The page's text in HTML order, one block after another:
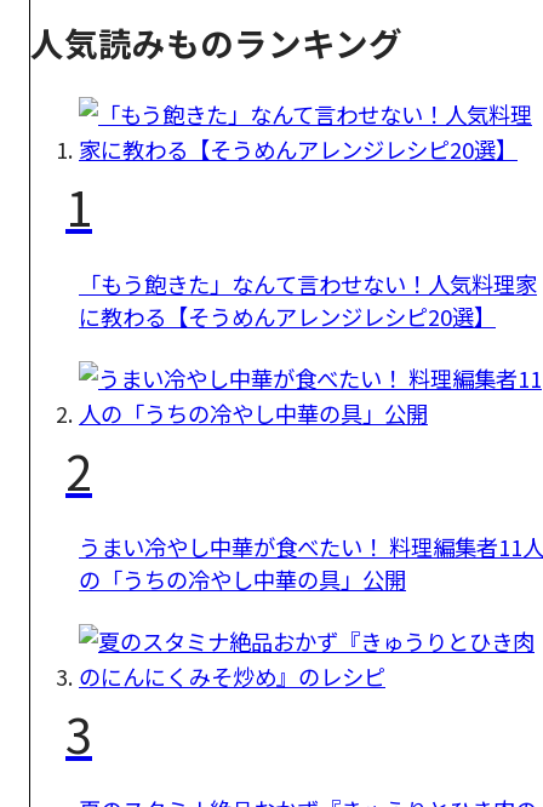
人気読みものランキング
1
「もう飽きた」なんて言わせない！人気料理家
に教わる【そうめんアレンジレシピ20選】
2
うまい冷やし中華が食べたい！ 料理編集者11人
の「うちの冷やし中華の具」公開
3